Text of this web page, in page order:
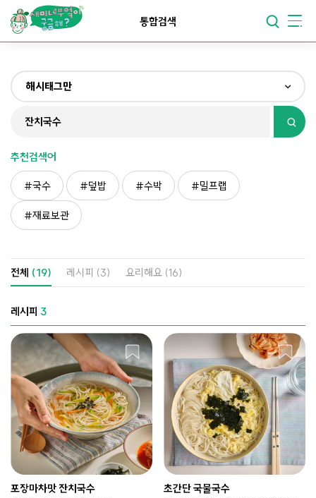
맛있어지는부엌
요리가쉬워지는부엌
통합검색
해시태그만
전체
재료만
해시태그만
추천검색어
국수 덮밥 수박 밀프랩
재료보관
전체 (19) 레시피 (3) 요리해요 (16)
레시피 3
포장마차맛 잔치국수 초간단 국물국수